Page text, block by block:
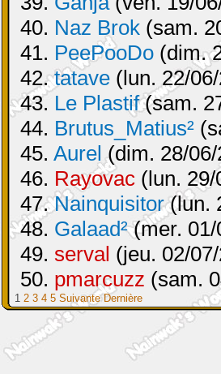
40. Naz Brok (sam.
41. PeePooDo (dim.
42.tatave (lun. 22/
43. Le Plastif(sam.
44. Brutus_Matius²
45. Aurel(dim. 28/06/
46. Rayovac (lun.
47.Nainquisitor(lun.
48. Galaad²(mer. 01/
49. serval (jeu. 02/
50. pmarcuzz (sam.
1 2 3 4 5 Suivante Dernière